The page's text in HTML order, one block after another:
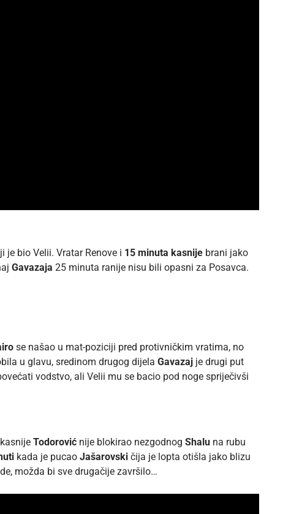
bio Velii. Vratar Renove i 15 minuta kasnije brani jako
Gavazaja 25 minuta ranije nisu bili opasni za Posavca.
se našao u mat-poziciji pred protivničkim vratima, no
u glavu, sredinom drugog dijela Gavazaj je drugi put
vodstvo, ali Velii mu se bacio pod noge spriječivši
Todorović nije blokirao nezgodnog Shalu na rubu
kada je pucao Jašarovski čija je lopta otišla jako blizu
možda bi sve drugačije završilo…